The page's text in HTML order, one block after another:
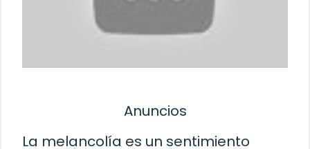
Anuncios
La melancolía es un sentimiento